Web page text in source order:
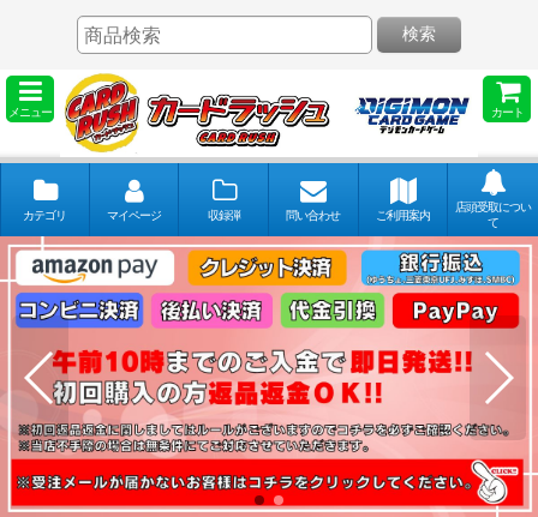
メニュー カート
検索
カテゴリ マイページ 収録弾 問い合わせ ご利用案内
店頭受取につい
て